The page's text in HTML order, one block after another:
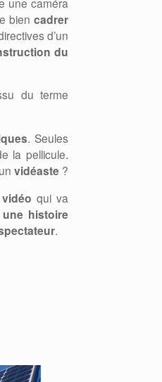
bien cadrer
d’un
du
du terme
. Seules
la pellicule.
vidéaste ?
qui va
histoire
.